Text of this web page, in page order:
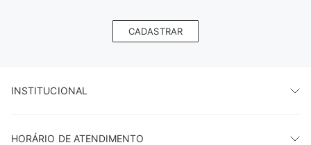
CADASTRAR
INSTITUCIONAL
HORÁRIO DE ATENDIMENTO